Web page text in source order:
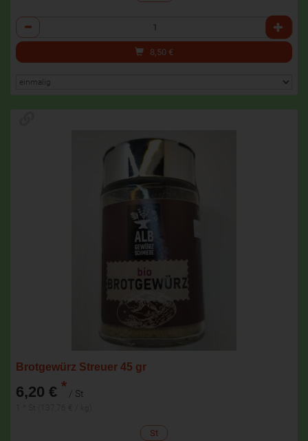
Anzahl
8,50 €
Brotgewürz Streuer 45 gr
6,20 € * / St
St